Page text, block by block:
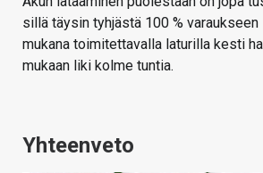
sillä täysin tyhjästä 100 % varaukseen
mukana toimitettavalla laturilla kesti
mukaan liki kolme tuntia.
Yhteenveto